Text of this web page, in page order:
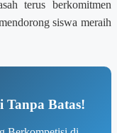
terus berkomitmen
siswa meraih
Tanpa Batas!